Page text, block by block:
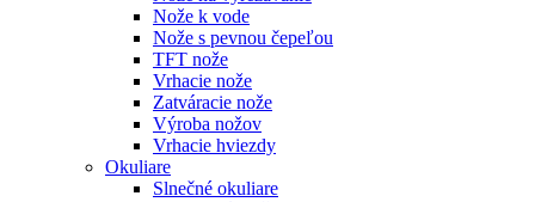
Nože k vode
Nože s pevnou čepeľou
TFT nože
Vrhacie nože
Zatváracie nože
Výroba nožov
Vrhacie hviezdy
Okuliare
Slnečné okuliare